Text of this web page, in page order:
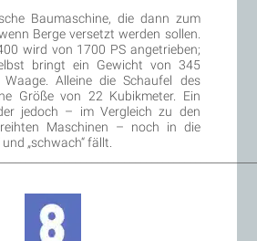
Baumaschine, die dann zum
Berge versetzt werden sollen.
wird von 1700 PS angetrieben;
bringt ein Gewicht von 345
Alleine die Schaufel des
Größe von 22 Kubikmeter. Ein
jedoch – im Vergleich zu den
Maschinen – noch in die
„schwach“ fällt.